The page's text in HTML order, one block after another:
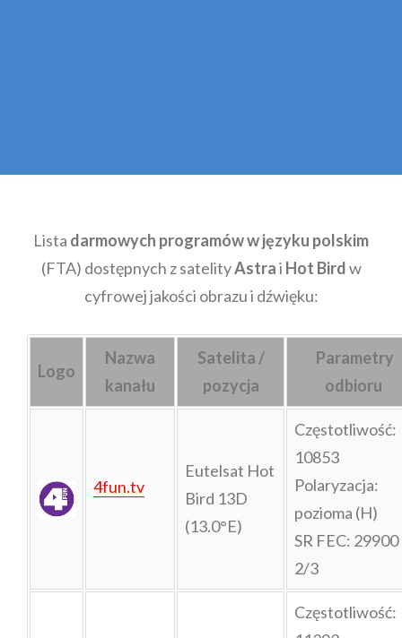
Lista darmowych programów w języku polskim
(FTA) dostępnych z satelityAstrai Hot Birdw
cyfrowej jakości obrazu i dźwięku:
Logo
Nazwa
kanału
Satelita /
pozycja
Parametry
odbioru
4fun.tv
Eutelsat Hot
Bird 13D
(13.0°E)
Częstotliwość:
10853
Polaryzacja:
pozioma (H)
SR FEC: 29900
2/3
Częstotliwość: